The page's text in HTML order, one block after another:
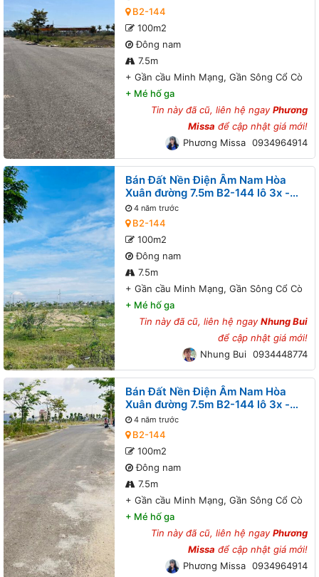
Cò
B2-144
100m2
Đông nam
7.5m
+ Gần cầu Minh Mạng, Gần Sông Cổ Cò
+ Mé hố ga
Tin này đã cũ, liên hệ ngayPhương
Missa để cập nhật giá mới!
Phương Missa 0934964914
Bán Đất Nền Điện Âm Nam Hòa
Xuân đường 7.5m B2-144 lô 3x -
Gần cầu Minh Mạng, Gần Sông Cổ
Cò
4 năm trước
B2-144
100m2
Đông nam
7.5m
+ Gần cầu Minh Mạng, Gần Sông Cổ Cò
+ Mé hố ga
Tin này đã cũ, liên hệ ngayNhung Bui
để cập nhật giá mới!
Nhung Bui 0934448774
Bán Đất Nền Điện Âm Nam Hòa
Xuân đường 7.5m B2-144 lô 3x -
Gần cầu Minh Mạng, Gần Sông Cổ
Cò
4 năm trước
B2-144
100m2
Đông nam
7.5m
+ Gần cầu Minh Mạng, Gần Sông Cổ Cò
+ Mé hố ga
Tin này đã cũ, liên hệ ngayPhương
Missa để cập nhật giá mới!
Phương Missa 0934964914